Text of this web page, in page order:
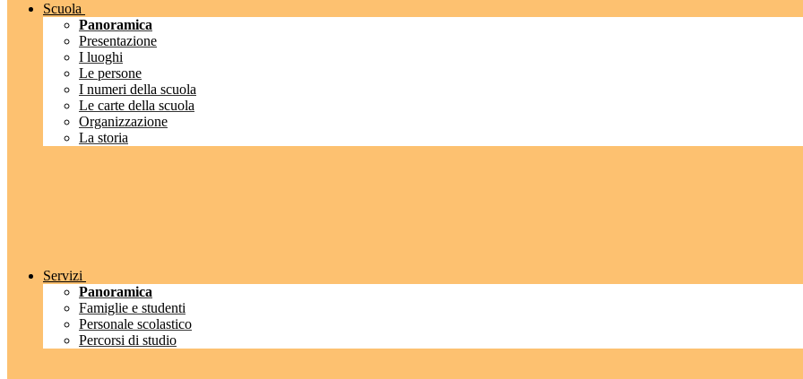
Scuola
Panoramica
Presentazione
I luoghi
Le persone
I numeri della scuola
Le carte della scuola
Organizzazione
La storia
Servizi
Panoramica
Famiglie e studenti
Personale scolastico
Percorsi di studio